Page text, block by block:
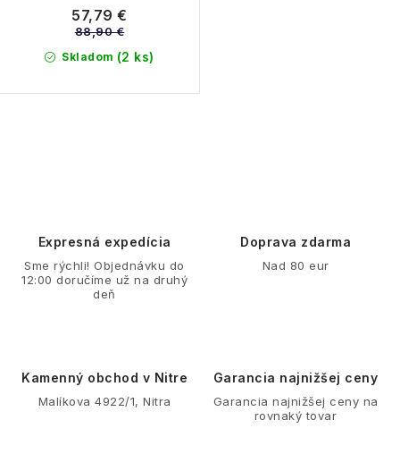
Skladom (2 ks)
57,79 €
88,90 €
Expresná expedícia
Sme rýchli! Objednávku do
12:00 doručíme už na druhý
deň
Doprava zdarma
Nad 80 eur
Kamenný obchod v Nitre
Malíkova 4922/1, Nitra
Garancia najnižšej ceny
Garancia najnižšej ceny na
rovnaký tovar